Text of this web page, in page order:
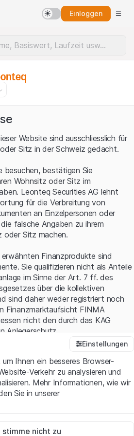
Einloggen
Serverfehler.
Website sind ausschliesslich für
Sitz in der Schweiz gedacht.
besuchen, bestätigen Sie
Wohnsitz oder Sitz im
Leonteq Securities AG lehnt
für die Verbreitung von
an Einzelpersonen oder
falsche Angaben zu ihrem
oder Sitz machen.
Finanzprodukte sind
Sie qualifizieren nicht als Anteile
im Sinne der Art. 7 ff. des
über die kollektiven
sind daher weder registriert noch
Finanzmarktaufsicht FINMA
nicht den durch das KAG
Anlegerschutz.
Website der Leonteq Securities AG
dass Sie die rechtlichen
Hinweise und
haben und akzeptieren.
nicht einverstanden
Einstellungen
Ihnen ein besseres Browser-
Verkehr zu analysieren und
Mehr Informationen, wie wir
Sie in unserer
erforderlich und können nicht
stimme nicht zu